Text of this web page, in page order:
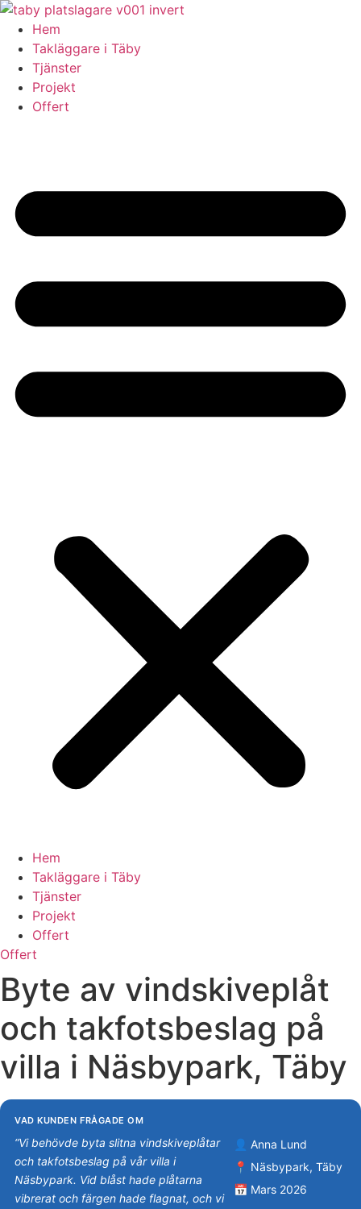
Skip
content
Hem
Takläggare i Täby
Tjänster
Projekt
Offert
Hem
Takläggare i Täby
Tjänster
Projekt
Offert
Offert
Byte av vindskiveplåt
och takfotsbeslag på
villa i Näsbypark, Täby
VAD KUNDEN FRÅGADE OM
“Vi behövde byta slitna vindskiveplåtar
och takfotsbeslag på vår villa i
Näsbypark. Vid blåst hade plåtarna
vibrerat och färgen hade flagnat, och vi
👤 Anna Lund
📍 Näsbypark, Täby
📅 Mars 2026